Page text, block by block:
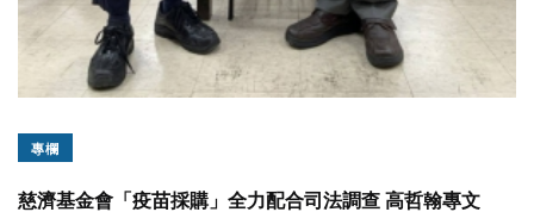
專欄
慈濟基金會「疫苗採購」全力配合司法調查 高哲翰專文